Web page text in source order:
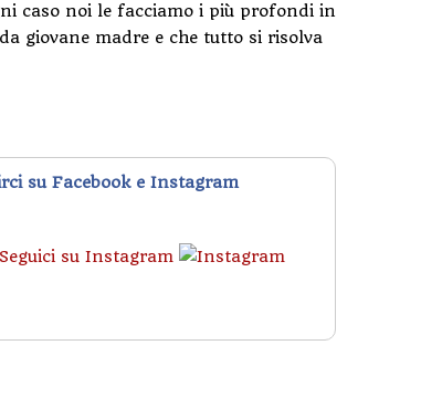
caso noi le facciamo i più profondi in
giovane madre e che tutto si risolva
su Facebook e Instagram
Seguici su Instagram